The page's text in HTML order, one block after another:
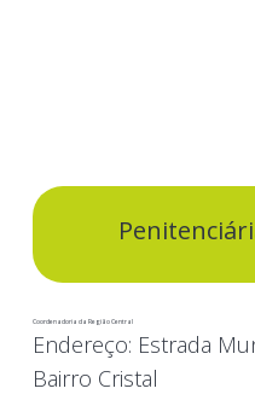
Coordenadoria da Região Central
Endereço: Estrada
Bairro Cristal